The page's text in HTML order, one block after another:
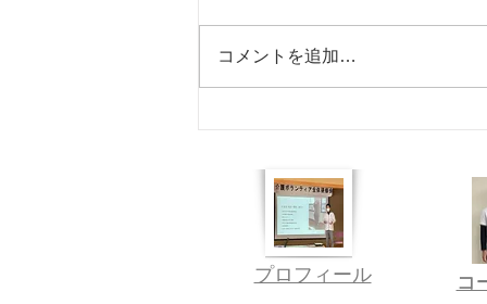
㈬ 営業 8/13㈭ 休 8/14
㈮ 休 8/15㈯ 営業 8/16㈰
い方は、 事前にご相談ください
ーーーーーーーーーーーーーーー
ーーーーーーーーー 浦安駅より
徒歩1分 あきたの整体院 琴浦
〒689-2303 鳥取県
コメントを追加…
​​プロフィール コ
コ